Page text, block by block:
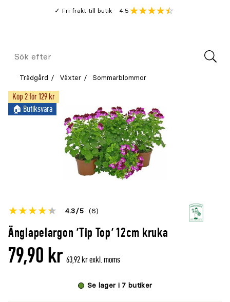
Fri frakt till butik
Genomsnitt
4.5
Meny
Sök
Trädgård Växter Sommarblommor
Änglapelargon 'Tip Top' 12cm kruka
Betyget
denna
4.3 5 (6)
Öppna
recensioner
79,90 kr 63,92 kr exkl. moms
Se lager i 7 butiker
Köp 2 för 129 kr
🏠︎ Butiksvara